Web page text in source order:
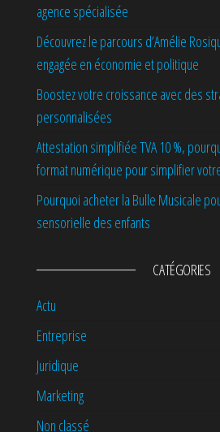
agence spécialisée
Découvrez le parcours d’Amélie
engagée en économie et politique
Boostez votre croissance avec des
personnalisées
Attestation simplifiée TVA 10 %,
format numérique pour simplifier
Pourquoi acheter la Bulle Musicale
sensorielle des enfants
CATÉGORIES
Actu
Entreprise
Juridique
Marketing
Non classé